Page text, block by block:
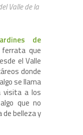
Valle de la
de
que
el Valle
donde
se llama
visita a los
que no
belleza y